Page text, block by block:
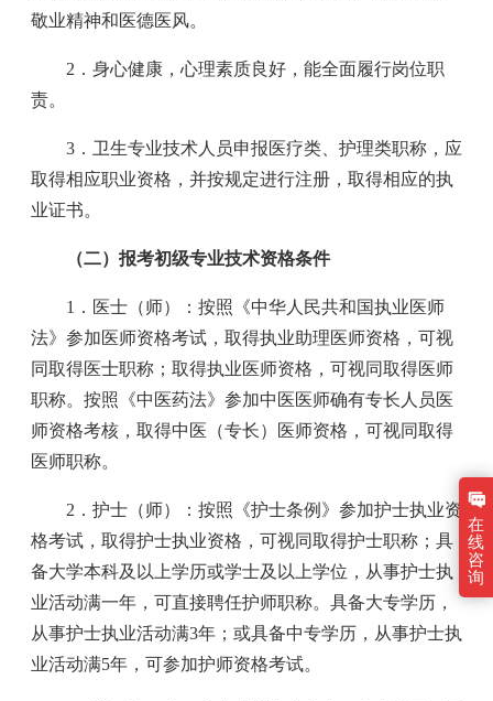
敬业精神和医德医风。
2．身心健康，心理素质良好，能全面履行岗位职
责。
3．卫生专业技术人员申报医疗类、护理类职称，应
取得相应职业资格，并按规定进行注册，取得相应的执
业证书。
（二）报考初级专业技术资格条件
1．医士（师）：按照《中华人民共和国执业医师
法》参加医师资格考试，取得执业助理医师资格，可视
同取得医士职称；取得执业医师资格，可视同取得医师
职称。按照《中医药法》参加中医医师确有专长人员医
师资格考核，取得中医（专长）医师资格，可视同取得
医师职称。
2．护士（师）：按照《护士条例》参加护士执业资
格考试，取得护士执业资格，可视同取得护士职称；具
备大学本科及以上学历或学士及以上学位，从事护士执
业活动满一年，可直接聘任护师职称。具备大专学历，
从事护士执业活动满3年；或具备中专学历，从事护士执
业活动满5年，可参加护师资格考试。
在
线
咨
询